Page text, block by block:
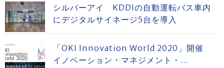
シルバーアイ KDDIの自動運転バス車内
にデジタルサイネージ5台を導入
「OKI Innovation World 2020」開催
イノベーション・マネジメント・...